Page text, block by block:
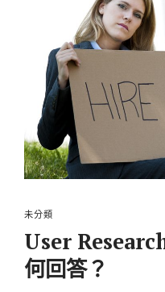
未分類
User
何回答？